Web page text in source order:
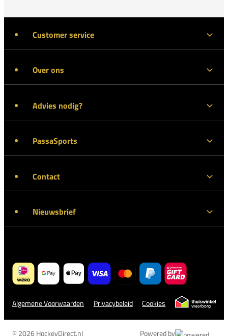
Customer service
Over ons
Advies nodig?
PassaSports
Contact
Nieuwsbrief
Algemene Voorwaarden Privacybeleid Cookies
© 2026 HockeyDirect.nl Powered by